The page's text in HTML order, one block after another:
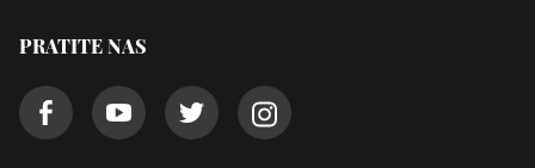
PRATITE NAS